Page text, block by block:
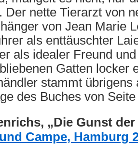
Der nette Tierarzt von
von Jean Marie
als enttäuschter
als idealer Freund
Gatten locker
stammt übrigens
des Buches von
„Die Gunst
Campe, Hamburg